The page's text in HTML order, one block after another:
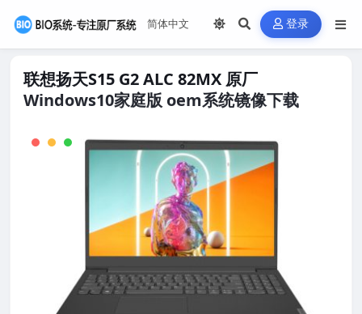
登录
联想扬天S15 G2 ALC 82MX 原厂
Windows10家庭版 oem系统镜像下载